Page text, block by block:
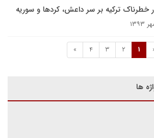
خطرناک ترکیه بر سر داعش، کردها و سوریه
1
2
3
4
»
ها